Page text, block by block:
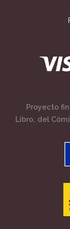
Proyecto
Libro, del